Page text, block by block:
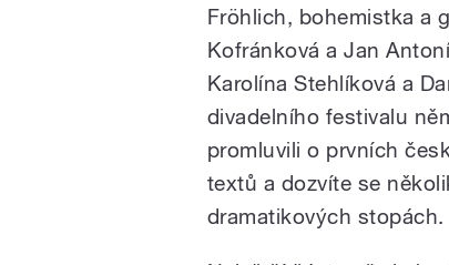
Fröhlich, bohemistka a
Kofránková a Jan
Karolína Stehlíková a
divadelního festivalu
promluvili o prvních
textů a dozvíte se
dramatikových stopách.